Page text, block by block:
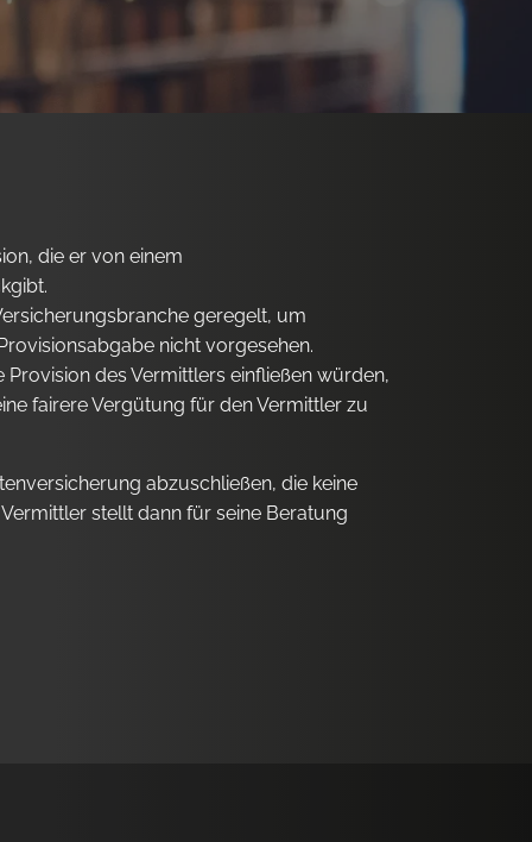
die er von einem
geregelt, um
nicht vorgesehen.
des Vermittlers einfließen würden,
fairere Vergütung für den Vermittler zu
abzuschließen, die keine
stellt dann für seine Beratung